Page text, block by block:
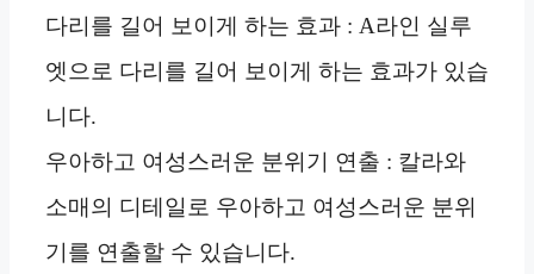
다리를 길어 보이게 하는 효과 : A라인 실루
엣으로 다리를 길어 보이게 하는 효과가 있습
니다.
우아하고 여성스러운 분위기 연출 : 칼라와
소매의 디테일로 우아하고 여성스러운 분위
기를 연출할 수 있습니다.